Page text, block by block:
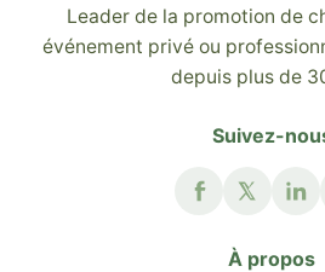
Leader de la promotion de
événement privé ou
depuis plus de
Suivez-
À propos